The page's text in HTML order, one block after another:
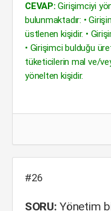
CEVAP: Girişimciyi
bulunmaktadır: •
üstlenen kişidir. •
• Girişimci bulduğu
tüketicilerin mal ve/
yönelten kişidir.
#26
SORU: Yönetim